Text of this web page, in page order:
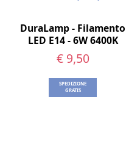
DuraLamp - Filamento
LED E14 - 6W 6400K
€ 9,50
SPEDIZIONE
GRATIS